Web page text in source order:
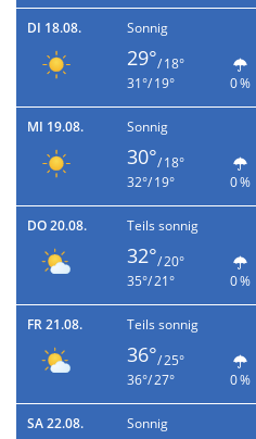
DI 18.08. Sonnig
29°/ 18°
31°/ 19°
0 %
MI 19.08. Sonnig
30°/ 18°
32°/ 19°
0 %
DO 20.08. Teils sonnig
32°/ 20°
35°/ 21°
0 %
FR 21.08. Teils sonnig
36°/ 25°
36°/ 27°
0 %
SA 22.08. Sonnig